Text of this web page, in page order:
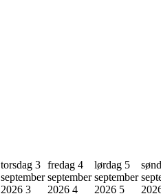
torsdag 3
september
2026 3
fredag 4
september
2026 4
lørdag 5
september
2026 5